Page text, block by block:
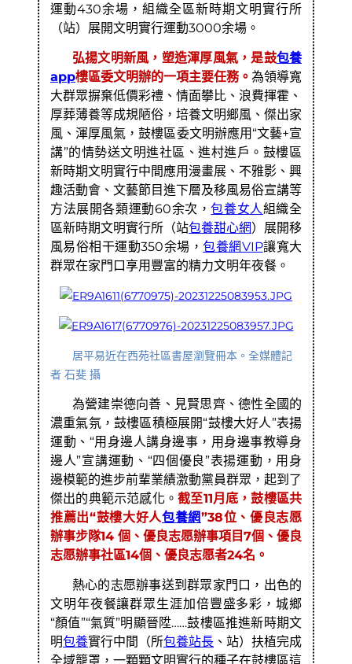
運動430余場，組織全區新時期文明實行所
（站）展開文明實行運動3000余場。
弘揚文明新風，塑造渾厚風氣，是鼓包養
app樓區委文明辦的一項主要任務。 為領導寬
大群眾摒棄低價彩禮、情面攀比、浪費揮霍、
厚葬薄養等成規陋俗，培養文明鄉風、傑出家
風、渾厚風氣，鼓樓區委文明辦應用“文藝+宣
講”的情勢送文明進社區、進村進戶。鼓樓區
新時期文明實行中間應用漫畫展、不雅影、興
趣活動會、文藝節目進下層及移風易俗宣講等
方法展開各類運動60余次，包養女人組織全
區新時期文明實行所（站包養甜心網）展開移
風易俗相干運動350余場，包養網VIP讓寬大
群眾在家門口享用豐富的精力文明年夜餐。
居平易近在西苑社區書屋瀏覽冊本。全媒體記
者 石斐 攝
為營建崇德向善、見賢思齊、德性全國的
濃重氣氛，鼓樓區積極展開“鼓樓大好人”表揚
運動、“用身邊人講身邊事，用身邊事教導身
邊人”宣講運動、“四個優良”表揚運動，用身
邊模範的進步前輩業績激動黨員群眾，起到了
傑出的典範示范感化。截至11月底，鼓樓區共
推薦出“鼓樓大好人包養網”38位、優良志愿
辦事步隊14 個、優良志愿辦事項目7個、優良
志愿辦事社區14個、優良志愿者24名。
熱心的志愿辦事送到群眾家門口，出色的
文明年夜餐讓群眾生涯加倍豐盛多彩，城鄉
“顏值”“氣質”明顯晉陞……鼓樓區推進新時期文
明包養實行中間（所包養站長 、站）扶植完成
全域籠罩，一顆顆文明實行的種子在鼓樓區這